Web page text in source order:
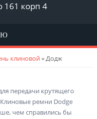
161 корп 4
клиновой» Додж
передачи крутящего
ремни Dodge
чем справились бы